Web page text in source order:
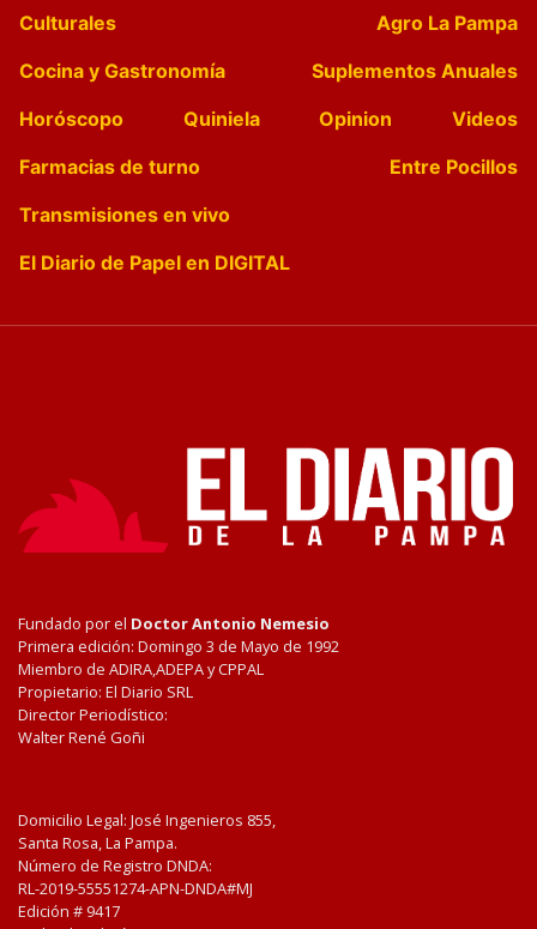
Culturales
Agro La Pampa
Cocina y Gastronomía
Suplementos Anuales
Horóscopo
Quiniela Opinion
Videos
Farmacias de turno
Entre Pocillos
Transmisiones en vivo
El Diario de Papel en DIGITAL
Fundado por el Doctor Antonio Nemesio
Primera edición: Domingo 3 de Mayo de 1992
Miembro de ADIRA,ADEPA y CPPAL
Propietario: El Diario SRL
Director Periodístico:
Walter René Goñi
Domicilio Legal: José Ingenieros 855,
Santa Rosa, La Pampa.
Número de Registro DNDA:
RL-2019-55551274-APN-DNDA#MJ
Edición # 9417